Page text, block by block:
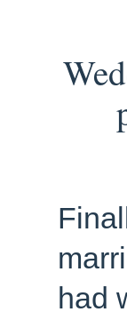
had